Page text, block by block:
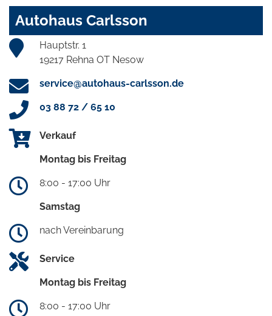
Autohaus Carlsson
Hauptstr. 1
19217 Rehna OT Nesow
service@autohaus-carlsson.de
03 88 72 / 65 10
Verkauf
Montag bis Freitag
8:00 - 17:00 Uhr
Samstag
nach Vereinbarung
Service
Montag bis Freitag
8:00 - 17:00 Uhr